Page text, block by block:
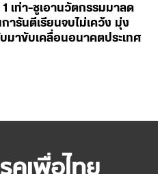
เท่า-ชูเอานวัตกรรมมาลด
ารันตีเรียนจบไม่เคว้ง มุ่ง
มาขับเคลื่อนอนาคตประเทศ